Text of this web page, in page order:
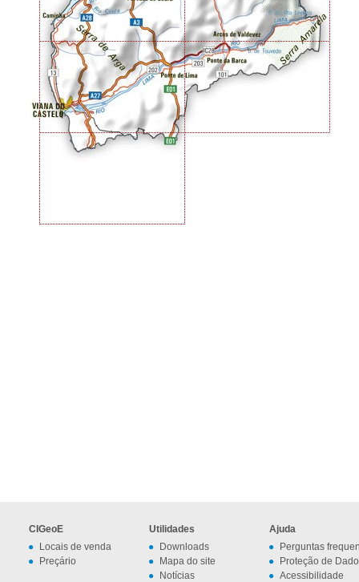
CIGeoE
Locais de venda
Preçário
Utilidades
Downloads
Mapa do site
Notícias
Ajuda
Perguntas
Proteção de
Acessibilidade